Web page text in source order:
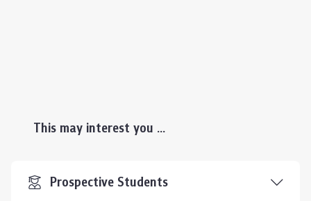
This may interest you ...
Prospective Students